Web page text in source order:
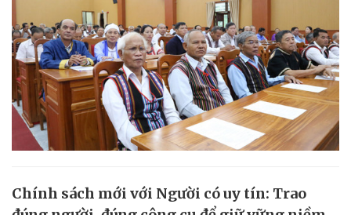
Chính sách mới với Người có uy tín: Trao